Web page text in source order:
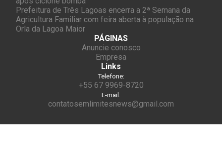
Prefeitura de Três Lagoas encerra a 2ª Semana da
Agricultura Familiar com feira aberta à população na
Orla da Lagoa Maior
PÁGINAS
Anuncie conosco
Empresa
Links
Telefone:
+55 67 9969-8720
E-mail:
contatosemlimitesnews@gmail.com